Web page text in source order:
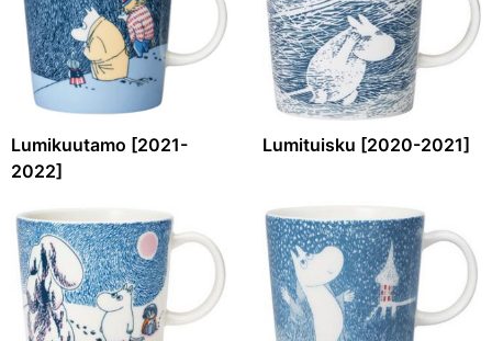
Lumikuutamo [2021-
2022]
Lumituisku [2020-2021]